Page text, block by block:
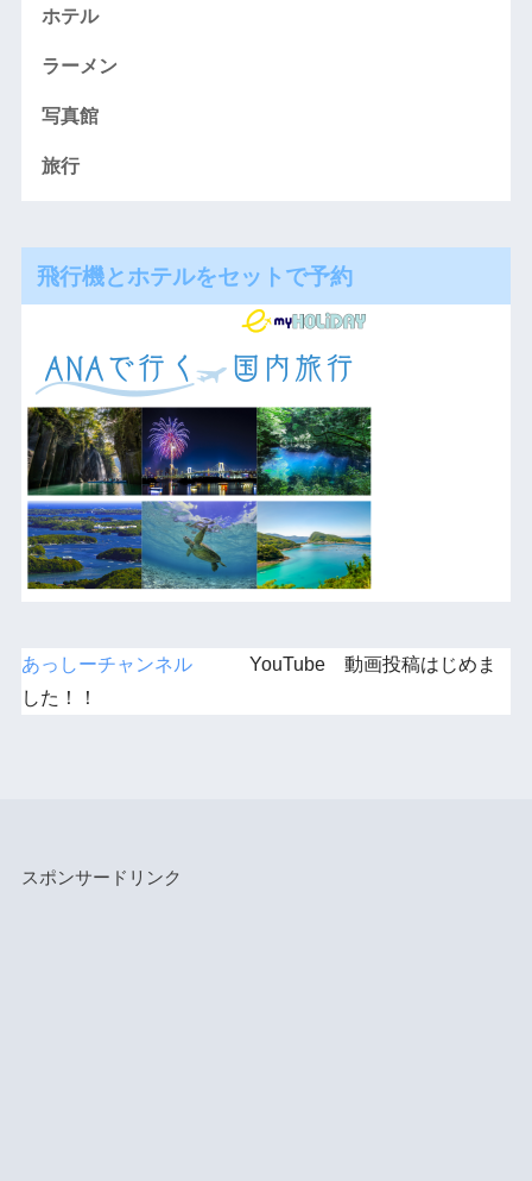
ホテル
ラーメン
写真館
旅行
飛行機とホテルをセットで予約
あっしーチャンネルYouTube 動画投稿はじめま
した！！
スポンサードリンク